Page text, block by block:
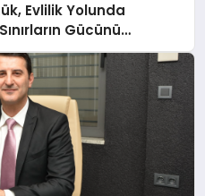
Evlilik Yolunda
Gücünü